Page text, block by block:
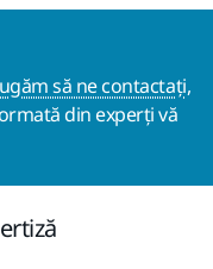
să ne contactați,
din experți vă